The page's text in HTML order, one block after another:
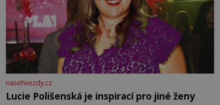
nasehvezdy.cz
Lucie Polišenská je inspirací pro jiné ženy